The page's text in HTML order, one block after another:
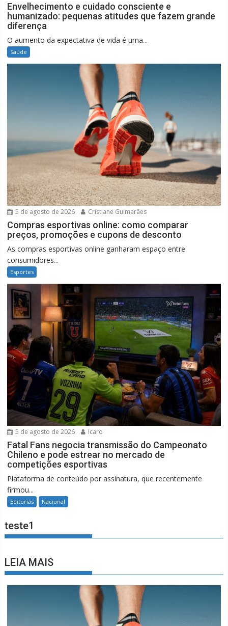
Envelhecimento e cuidado consciente e
humanizado: pequenas atitudes que fazem grande
diferença
O aumento da expectativa de vida é uma...
Saúde
5 de agosto de 2026 Cristiane Guimarães
Compras esportivas online: como comparar
preços, promoções e cupons de desconto
As compras esportivas online ganharam espaço entre
consumidores...
Esportes
5 de agosto de 2026 Icaro
Fatal Fans negocia transmissão do Campeonato
Chileno e pode estrear no mercado de
competições esportivas
Plataforma de conteúdo por assinatura, que recentemente
firmou...
Editorias Nacional
teste1
LEIA MAIS